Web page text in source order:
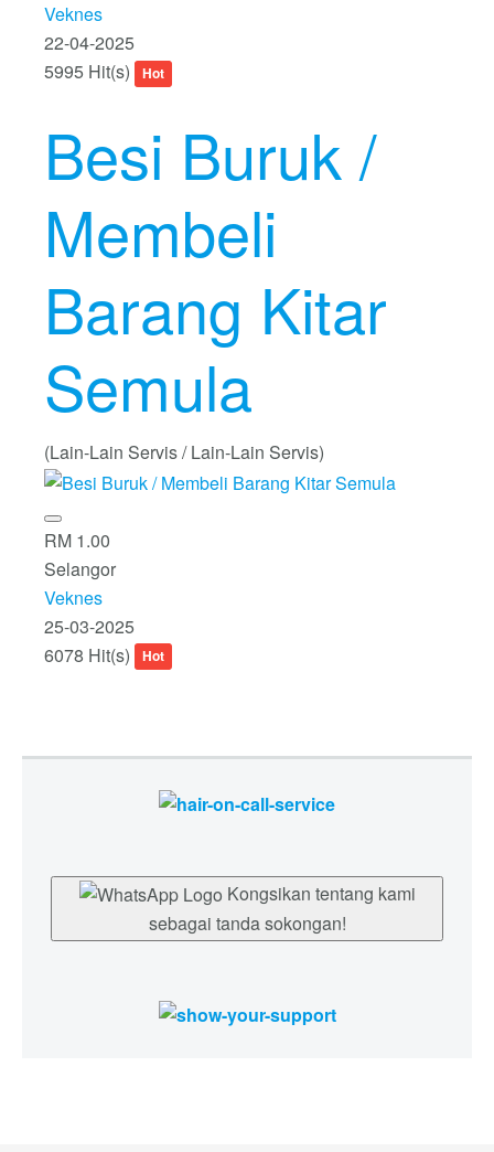
Veknes
22-04-2025
5995 Hit(s)
Hot
Besi Buruk /
Membeli
Barang Kitar
Semula
(Lain-Lain Servis / Lain-Lain Servis)
RM 1.00
Selangor
Veknes
25-03-2025
6078 Hit(s)
Hot
sebagai tanda sokongan!